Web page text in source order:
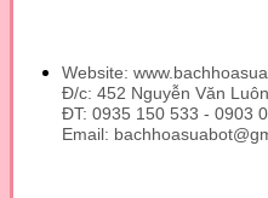
Website:
Đ/c: 452 Nguyễn Văn
ĐT: 0935 150 533 - 0903
Email: